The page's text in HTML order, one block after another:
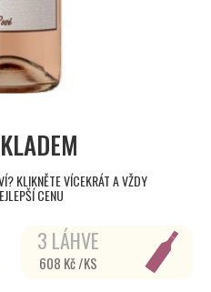
KLIKNĚTE VÍCEKRÁT A VŽDY
CENU
3 LÁHVE
608 Kč /KS